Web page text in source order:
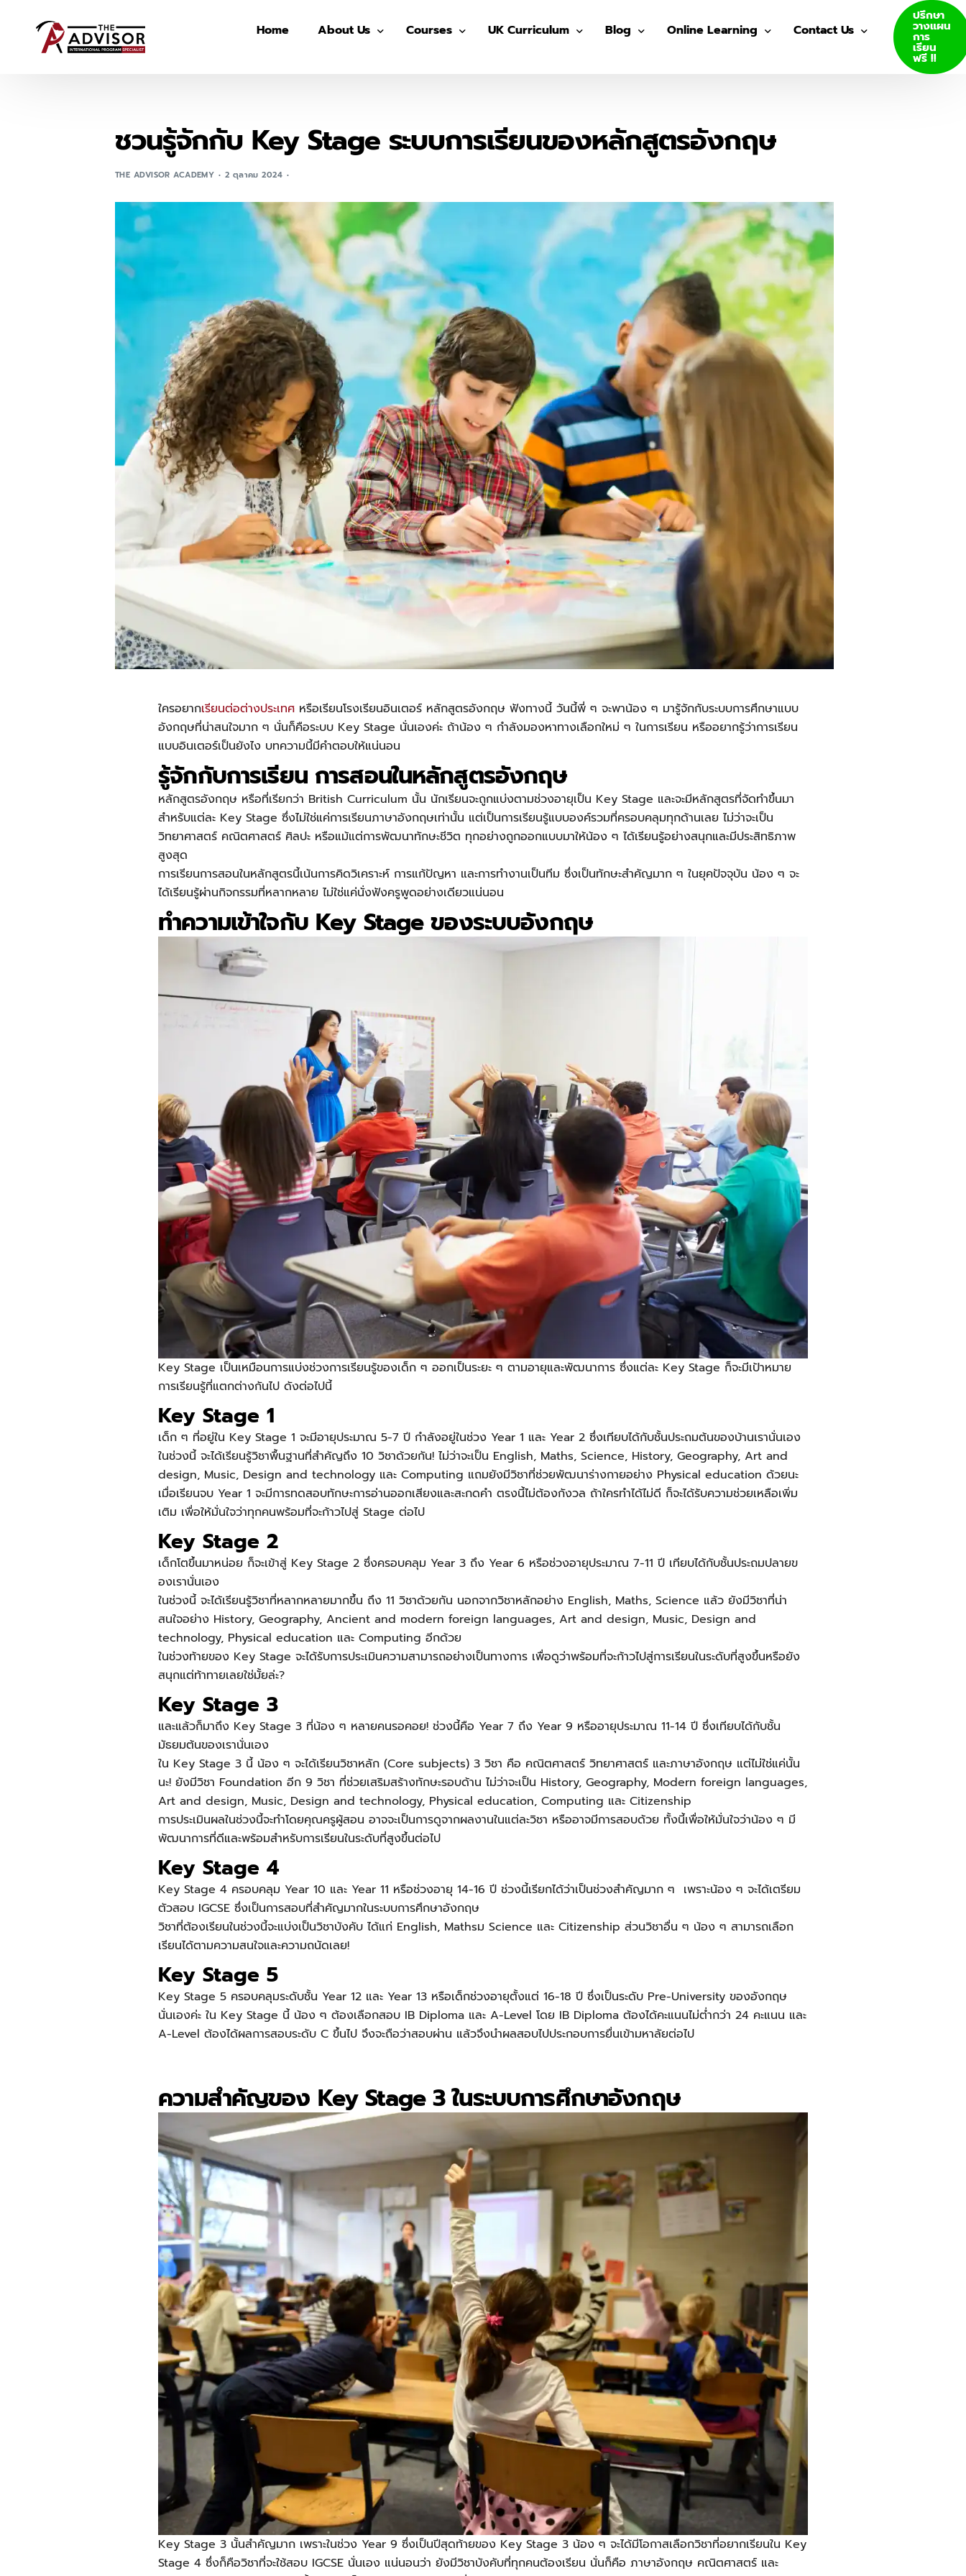
Home About Us
The Advisor On-site
Courses
ติว IGCSE
MUIDS ติวเข้า ม.4
UK Curriculum
IGCSE (Year 10-11)
Blog
SAT
Blog
Online Learning
GED E-Books
Contact Us
ปรึกษา
วางแผน
การ
เรียน
ฟรี !!
ชวนรู้จักกับ Key Stage ระบบการเรียนของหลักสูตรอังกฤษ
THE ADVISOR ACADEMY 2 ตุลาคม 2024
ใครอยากเรียนต่อต่างประเทศ หรือเรียนโรงเรียนอินเตอร์ หลักสูตรอังกฤษ ฟังทางนี้ วันนี้พี่ ๆ จะพาน้อง ๆ มารู้จักกับระบบการศึกษาแบบ
อังกฤษที่น่าสนใจมาก ๆ นั่นก็คือระบบ Key Stage นั่นเองค่ะ ถ้าน้อง ๆ กำลังมองหาทางเลือกใหม่ ๆ ในการเรียน หรืออยากรู้ว่าการเรียน
แบบอินเตอร์เป็นยังไง บทความนี้มีคำตอบให้แน่นอน
รู้จักกับการเรียน การสอนในหลักสูตรอังกฤษ
หลักสูตรอังกฤษ หรือที่เรียกว่า British Curriculum นั้น นักเรียนจะถูกแบ่งตามช่วงอายุเป็น Key Stage และจะมีหลักสูตรที่จัดทำขึ้นมา
สำหรับแต่ละ Key Stage ซึ่งไม่ใช่แค่การเรียนภาษาอังกฤษเท่านั้น แต่เป็นการเรียนรู้แบบองค์รวมที่ครอบคลุมทุกด้านเลย ไม่ว่าจะเป็น
วิทยาศาสตร์ คณิตศาสตร์ ศิลปะ หรือแม้แต่การพัฒนาทักษะชีวิต ทุกอย่างถูกออกแบบมาให้น้อง ๆ ได้เรียนรู้อย่างสนุกและมีประสิทธิภาพ
สูงสุด
การเรียนการสอนในหลักสูตรนี้เน้นการคิดวิเคราะห์ การแก้ปัญหา และการทำงานเป็นทีม ซึ่งเป็นทักษะสำคัญมาก ๆ ในยุคปัจจุบัน น้อง ๆ จะ
ได้เรียนรู้ผ่านกิจกรรมที่หลากหลาย ไม่ใช่แค่นั่งฟังครูพูดอย่างเดียวแน่นอน
ทำความเข้าใจกับ Key Stage ของระบบอังกฤษ
Key Stage เป็นเหมือนการแบ่งช่วงการเรียนรู้ของเด็ก ๆ ออกเป็นระยะ ๆ ตามอายุและพัฒนาการ ซึ่งแต่ละ Key Stage ก็จะมีเป้าหมาย
การเรียนรู้ที่แตกต่างกันไป ดังต่อไปนี้
Key Stage 1
เด็ก ๆ ที่อยู่ใน Key Stage 1 จะมีอายุประมาณ 5-7 ปี กำลังอยู่ในช่วง Year 1 และ Year 2 ซึ่งเทียบได้กับชั้นประถมต้นของบ้านเรานั่นเอง
ในช่วงนี้ จะได้เรียนรู้วิชาพื้นฐานที่สำคัญถึง 10 วิชาด้วยกัน! ไม่ว่าจะเป็น English, Maths, Science, History, Geography, Art and
design, Music, Design and technology และ Computing แถมยังมีวิชาที่ช่วยพัฒนาร่างกายอย่าง Physical education ด้วยนะ
เมื่อเรียนจบ Year 1 จะมีการทดสอบทักษะการอ่านออกเสียงและสะกดคำ ตรงนี้ไม่ต้องกังวล ถ้าใครทำได้ไม่ดี ก็จะได้รับความช่วยเหลือเพิ่ม
เติม เพื่อให้มั่นใจว่าทุกคนพร้อมที่จะก้าวไปสู่ Stage ต่อไป
Key Stage 2
เด็กโตขึ้นมาหน่อย ก็จะเข้าสู่ Key Stage 2 ซึ่งครอบคลุม Year 3 ถึง Year 6 หรือช่วงอายุประมาณ 7-11 ปี เทียบได้กับชั้นประถมปลายข
องเรานั่นเอง
ในช่วงนี้ จะได้เรียนรู้วิชาที่หลากหลายมากขึ้น ถึง 11 วิชาด้วยกัน นอกจากวิชาหลักอย่าง English, Maths, Science แล้ว ยังมีวิชาที่น่า
สนใจอย่าง History, Geography, Ancient and modern foreign languages, Art and design, Music, Design and
technology, Physical education และ Computing อีกด้วย
ในช่วงท้ายของ Key Stage จะได้รับการประเมินความสามารถอย่างเป็นทางการ เพื่อดูว่าพร้อมที่จะก้าวไปสู่การเรียนในระดับที่สูงขึ้นหรือยัง
สนุกแต่ท้าทายเลยใช่มั้ยล่ะ?
Key Stage 3
และแล้วก็มาถึง Key Stage 3 ที่น้อง ๆ หลายคนรอคอย! ช่วงนี้คือ Year 7 ถึง Year 9 หรืออายุประมาณ 11-14 ปี ซึ่งเทียบได้กับชั้น
มัธยมต้นของเรานั่นเอง
ใน Key Stage 3 นี้ น้อง ๆ จะได้เรียนวิชาหลัก (Core subjects) 3 วิชา คือ คณิตศาสตร์ วิทยาศาสตร์ และภาษาอังกฤษ แต่ไม่ใช่แค่นั้น
นะ! ยังมีวิชา Foundation อีก 9 วิชา ที่ช่วยเสริมสร้างทักษะรอบด้าน ไม่ว่าจะเป็น History, Geography, Modern foreign languages,
Art and design, Music, Design and technology, Physical education, Computing และ Citizenship
การประเมินผลในช่วงนี้จะทำโดยคุณครูผู้สอน อาจจะเป็นการดูจากผลงานในแต่ละวิชา หรืออาจมีการสอบด้วย ทั้งนี้เพื่อให้มั่นใจว่าน้อง ๆ มี
พัฒนาการที่ดีและพร้อมสำหรับการเรียนในระดับที่สูงขึ้นต่อไป
Key Stage 4
Key Stage 4 ครอบคลุม Year 10 และ Year 11 หรือช่วงอายุ 14-16 ปี ช่วงนี้เรียกได้ว่าเป็นช่วงสำคัญมาก ๆ เพราะน้อง ๆ จะได้เตรียม
ตัวสอบ IGCSE ซึ่งเป็นการสอบที่สำคัญมากในระบบการศึกษาอังกฤษ
วิชาที่ต้องเรียนในช่วงนี้จะแบ่งเป็นวิชาบังคับ ได้แก่ English, Mathsม Science และ Citizenship ส่วนวิชาอื่น ๆ น้อง ๆ สามารถเลือก
เรียนได้ตามความสนใจและความถนัดเลย!
Key Stage 5
Key Stage 5 ครอบคลุมระดับชั้น Year 12 และ Year 13 หรือเด็กช่วงอายุตั้งแต่ 16-18 ปี ซึ่งเป็นระดับ Pre-University ของอังกฤษ
นั่นเองค่ะ ใน Key Stage นี้ น้อง ๆ ต้องเลือกสอบ IB Diploma และ A-Level โดย IB Diploma ต้องได้คะแนนไม่ต่ำกว่า 24 คะแนน และ
A-Level ต้องได้ผลการสอบระดับ C ขึ้นไป จึงจะถือว่าสอบผ่าน แล้วจึงนำผลสอบไปประกอบการยื่นเข้ามหาลัยต่อไป
ความสำคัญของ Key Stage 3 ในระบบการศึกษาอังกฤษ
Key Stage 3 นั้นสำคัญมาก เพราะในช่วง Year 9 ซึ่งเป็นปีสุดท้ายของ Key Stage 3 น้อง ๆ จะได้มีโอกาสเลือกวิชาที่อยากเรียนใน Key
Stage 4 ซึ่งก็คือวิชาที่จะใช้สอบ IGCSE นั่นเอง แน่นอนว่า ยังมีวิชาบังคับที่ทุกคนต้องเรียน นั่นก็คือ ภาษาอังกฤษ คณิตศาสตร์ และ